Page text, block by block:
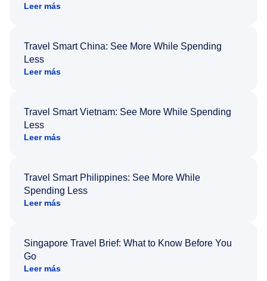
Leer más
Travel Smart China: See More While Spending
Less
Leer más
Travel Smart Vietnam: See More While Spending
Less
Leer más
Travel Smart Philippines: See More While
Spending Less
Leer más
Singapore Travel Brief: What to Know Before You
Go
Leer más